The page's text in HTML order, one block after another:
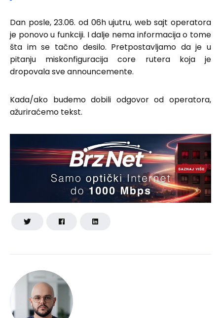
Dan posle, 23.06. od 06h ujutru, web sajt operatora
je ponovo u funkciji. I dalje nema informacija o tome
šta im se tačno desilo. Pretpostavljamo da je u
pitanju miskonfiguracija core rutera koja je
dropovala sve announcemente.
Kada/ako budemo dobili odgovor od operatora,
ažuriraćemo tekst.